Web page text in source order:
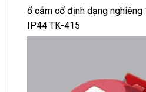
ổ cắm cố định dạng nghiêng
IP44 TK-415